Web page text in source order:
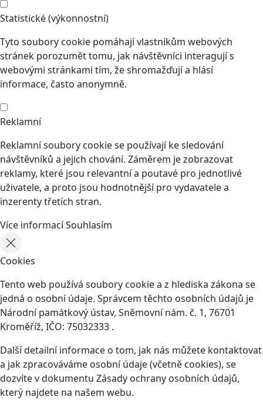
Statistické (výkonnostní)
Tyto soubory cookie pomáhají vlastníkům webových
stránek porozumět tomu, jak návštěvníci interagují s
webovými stránkami tím, že shromažďují a hlásí
informace, často anonymně.
Reklamní
Reklamní soubory cookie se používají ke sledování
návštěvníků a jejich chování. Záměrem je zobrazovat
reklamy, které jsou relevantní a poutavé pro jednotlivé
uživatele, a proto jsou hodnotnější pro vydavatele a
inzerenty třetích stran.
Více informacíSouhlasím
Cookies
Tento web používá soubory cookie a z hlediska zákona se
jedná o osobní údaje. Správcem těchto osobních údajů je
Národní památkový ústav, Sněmovní nám. č. 1, 76701
Kroměříž, IČO: 75032333 .
Další detailní informace o tom, jak nás můžete kontaktovat
a jak zpracováváme osobní údaje (včetně cookies), se
dozvíte v dokumentu Zásady ochrany osobních údajů,
který najdete na našem webu.